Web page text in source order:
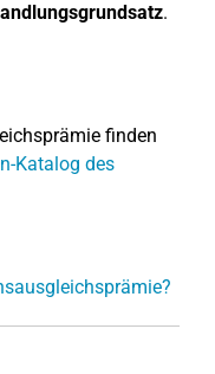
.
finden
Katalog des